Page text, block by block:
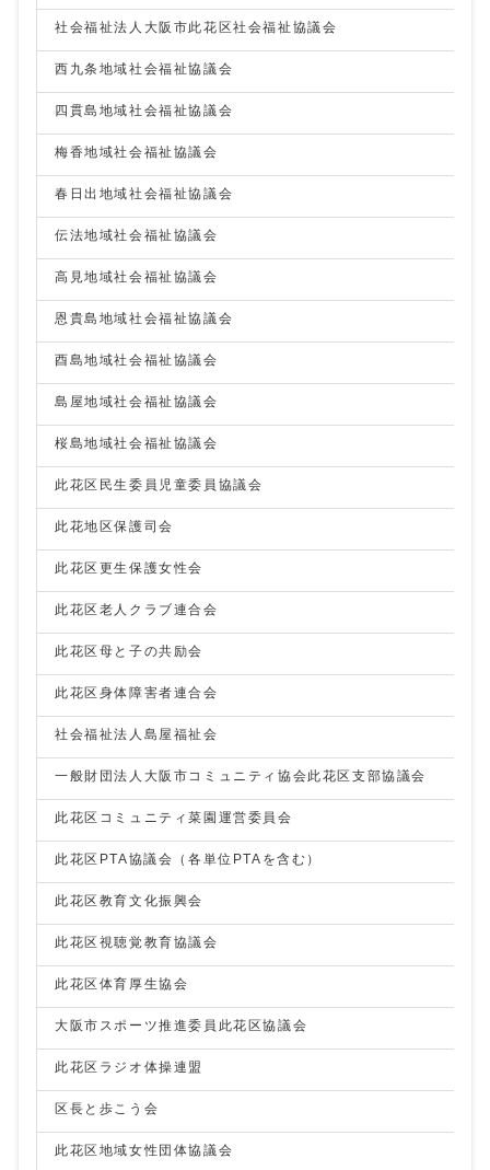
社会福祉法人大阪市此花区社会福祉協議会
西九条地域社会福祉協議会
四貫島地域社会福祉協議会
梅香地域社会福祉協議会
春日出地域社会福祉協議会
伝法地域社会福祉協議会
高見地域社会福祉協議会
恩貴島地域社会福祉協議会
酉島地域社会福祉協議会
島屋地域社会福祉協議会
桜島地域社会福祉協議会
此花区民生委員児童委員協議会
此花地区保護司会
此花区更生保護女性会
此花区老人クラブ連合会
此花区母と子の共励会
此花区身体障害者連合会
社会福祉法人島屋福祉会
一般財団法人大阪市コミュニティ協会此花区支部協議会
此花区コミュニティ菜園運営委員会
此花区PTA協議会（各単位PTAを含む）
此花区教育文化振興会
此花区視聴覚教育協議会
此花区体育厚生協会
大阪市スポーツ推進委員此花区協議会
此花区ラジオ体操連盟
区長と歩こう会
此花区地域女性団体協議会